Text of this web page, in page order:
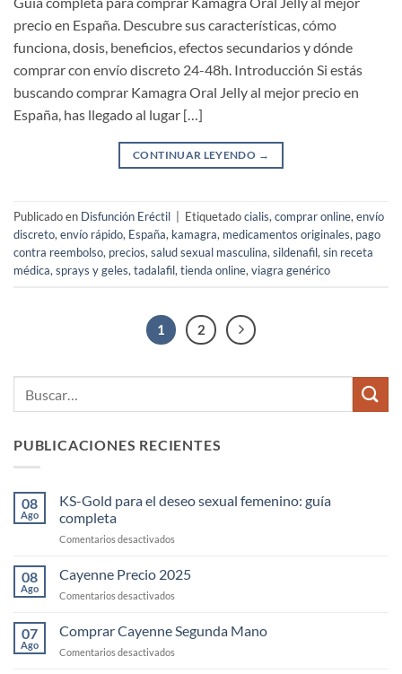
precio en España. Descubre sus características, cómo
funciona, dosis, beneficios, efectos secundarios y dónde
comprar con envío discreto 24-48h. Introducción Si estás
buscando comprar Kamagra Oral Jelly al mejor precio en
España, has llegado al lugar […]
CONTINUAR LEYENDO →
Publicado en Disfunción Eréctil Etiquetadocialis, comprar online, envío
discreto, envío rápido, España, kamagra, medicamentos originales, pago
contra reembolso, precios, salud sexual masculina, sildenafil, sin receta
médica, sprays y geles, tadalafil, tienda online, viagra genérico
1 2
PUBLICACIONES RECIENTES
08
Ago
KS-Gold para el deseo sexual femenino: guía
completa
Comentarios desactivados
Gold
para
el
sexual
08
Ago
Cayenne Precio 2025
Comentarios desactivados
Precio
2025
07
Ago
Comprar Cayenne Segunda Mano
Comentarios desactivados